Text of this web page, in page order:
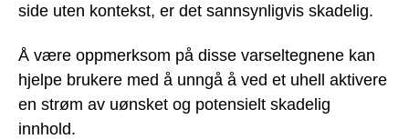
side uten kontekst, er det sannsynligvis skadelig.
Å være oppmerksom på disse varseltegnene kan
hjelpe brukere med å unngå å ved et uhell aktivere
en strøm av uønsket og potensielt skadelig
innhold.